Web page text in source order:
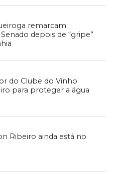
remarcam
depois de “gripe”
do Clube do Vinho
para proteger a água
Ribeiro ainda está no